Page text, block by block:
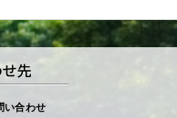
い合わせ